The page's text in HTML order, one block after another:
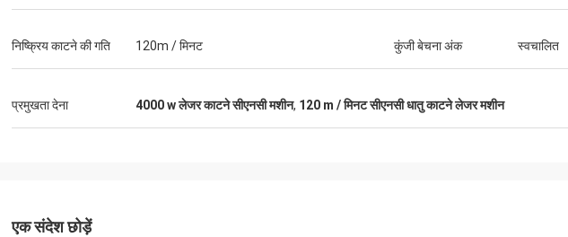
मशीन मजबूत लग रहा है ... अच्छी तरह से बनाया गया है ..
पैकेजिंग के लिए धन्यवाद। आपके पैकेज अच्छी तरह से
निष्क्रिय काटने की गति 120m / मिनट कुंजी बेचना अंक स्वचालित
प्रमुखता देना 4000 w लेजर काटने सीएनसी मशीन, 120 m / मिनट सीएनसी धातु काटने लेजर मशीन
एक संदेश छोड़ें